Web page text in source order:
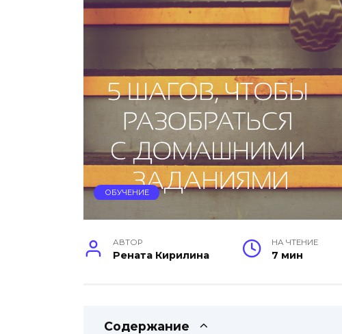
ОБУЧЕНИЕ
АВТОР
Рената Кирилина
НА ЧТЕНИЕ
7 мин
Содержание